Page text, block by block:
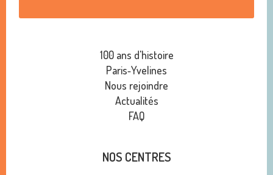
100 ans d'histoire
Paris‑Yvelines
Nous rejoindre
Actualités
FAQ
NOS CENTRES